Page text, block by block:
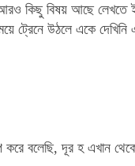
কিছু বিষয় আছে লেখতে
ট্রেনে উঠলে একে দেখিনি
বলেছি, দূর হ এখান